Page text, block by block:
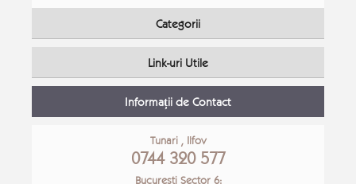
Categorii
Link-uri Utile
Informații de Contact
Tunari , Ilfov
0744 320 577
Bucuresti Sector 6: